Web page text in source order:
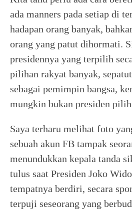
ada manners pada setiap di
hadapan orang banyak,
orang yang patut dihormati.
presidennya yang terpilih
pilihan rakyat banyak,
sebagai pemimpin bangsa,
mungkin bukan presiden
Saya terharu melihat foto
sebuah akun FB tampak
menundukkan kepala tanda
tulus saat Presiden Joko
tempatnya berdiri, secara
terpuji seseorang yang